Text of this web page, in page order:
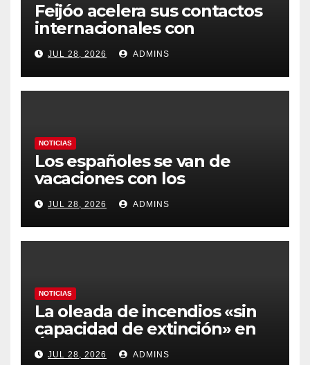
Feijóo acelera sus contactos
internacionales con
Latinoamérica como socio
prioritario en su agenda de
gobierno
JUL 28, 2026 ADMINS
NOTICIAS
Los españoles se van de
vacaciones con los
carburantes hasta un 21%
más caros que el año pasado
y los hoteles disparados
JUL 28, 2026 ADMINS
NOTICIAS
La oleada de incendios «sin
capacidad de extinción» en
Ávila y al oeste de Madrid
JUL 28, 2026 ADMINS